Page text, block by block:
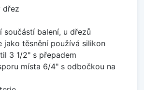
dřez
součástí balení, u dřezů
jako těsnění používá silikon
3 1/2" s přepadem
místa 6/4" s odbočkou na